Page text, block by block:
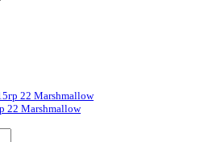
22 Marshmallow